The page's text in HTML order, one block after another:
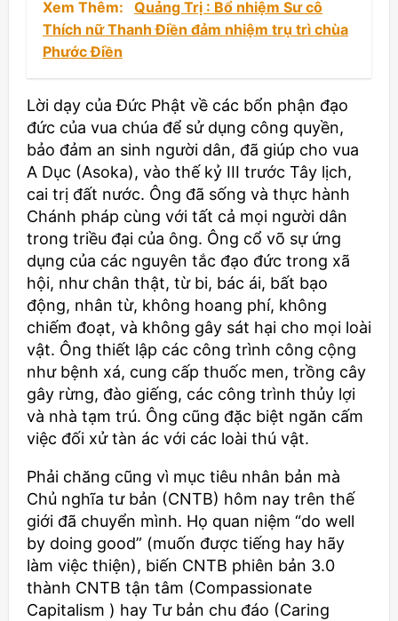
Xem Thêm:
Quảng Trị : Bổ nhiệm Sư cô
Thích nữ Thanh Điền đảm nhiệm trụ trì chùa
Phước Điền
Lời dạy của Ðức Phật về các bổn phận đạo
đức của vua chúa để sử dụng công quyền,
bảo đảm an sinh người dân, đã giúp cho vua
A Dục (Asoka), vào thế kỷ III trước Tây lịch,
cai trị đất nước. Ông đã sống và thực hành
Chánh pháp cùng với tất cả mọi người dân
trong triều đại của ông. Ông cổ võ sự ứng
dụng của các nguyên tắc đạo đức trong xã
hội, như chân thật, từ bi, bác ái, bất bạo
động, nhân từ, không hoang phí, không
chiếm đoạt, và không gây sát hại cho mọi loài
vật. Ông thiết lập các công trình công cộng
như bệnh xá, cung cấp thuốc men, trồng cây
gây rừng, đào giếng, các công trình thủy lợi
và nhà tạm trú. Ông cũng đặc biệt ngăn cấm
việc đối xử tàn ác với các loài thú vật.
Phải chăng cũng vì mục tiêu nhân bản mà
Chủ nghĩa tư bản (CNTB) hôm nay trên thế
giới đã chuyển mình. Họ quan niệm “do well
by doing good” (muốn được tiếng hay hãy
làm việc thiện), biến CNTB phiên bản 3.0
thành CNTB tận tâm (Compassionate
Capitalism ) hay Tư bản chu đáo (Caring